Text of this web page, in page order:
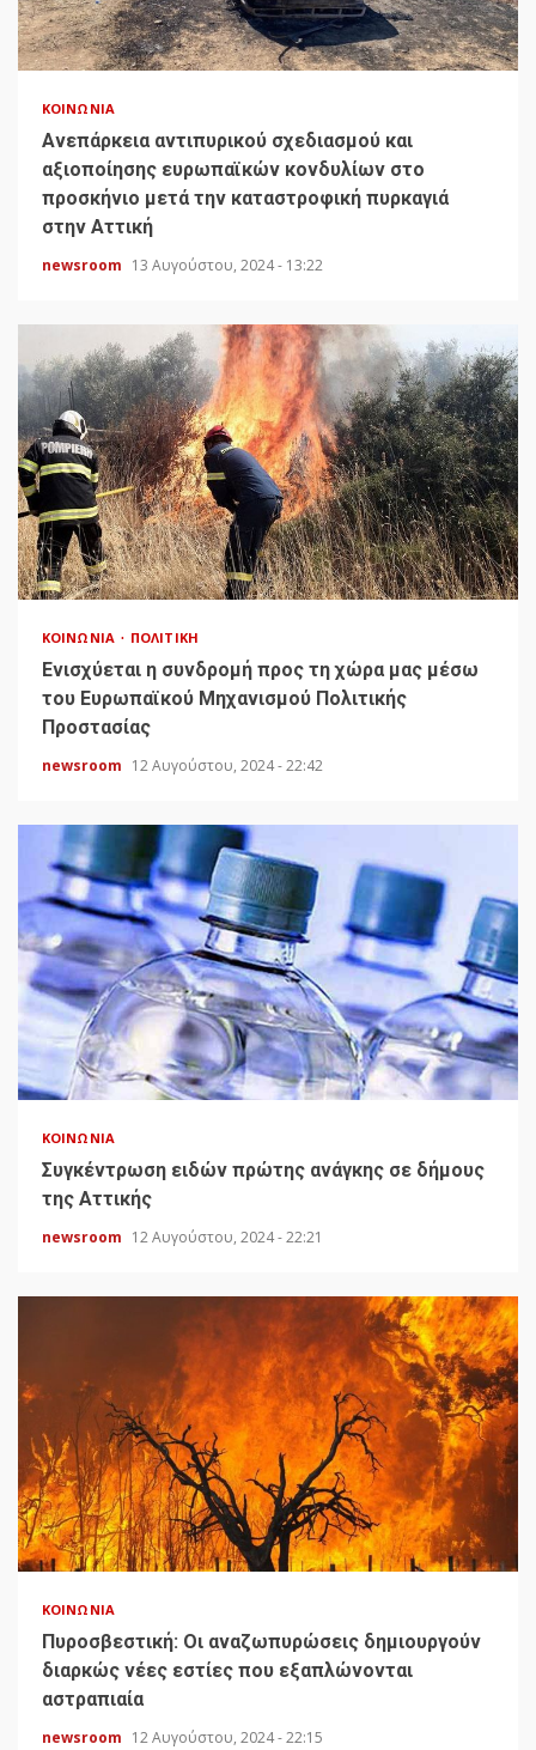
ΚΟΙΝΩΝΊΑ
Ανεπάρκεια αντιπυρικού σχεδιασμού και
αξιοποίησης ευρωπαϊκών κονδυλίων στο
προσκήνιο μετά την καταστροφική πυρκαγιά
στην Αττική
newsroom 13 Αυγούστου, 2024 - 13:22
ΚΟΙΝΩΝΊΑ ΠΟΛΙΤΙΚΉ
Ενισχύεται η συνδρομή προς τη χώρα μας μέσω
του Ευρωπαϊκού Μηχανισμού Πολιτικής
Προστασίας
newsroom 12 Αυγούστου, 2024 - 22:42
ΚΟΙΝΩΝΊΑ
Συγκέντρωση ειδών πρώτης ανάγκης σε δήμους
της Αττικής
newsroom 12 Αυγούστου, 2024 - 22:21
ΚΟΙΝΩΝΊΑ
Πυροσβεστική: Οι αναζωπυρώσεις δημιουργούν
διαρκώς νέες εστίες που εξαπλώνονται
αστραπιαία
newsroom 12 Αυγούστου, 2024 - 22:15